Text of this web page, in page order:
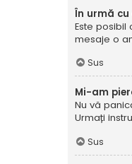
În urmă
Este
mesaje o
Sus
Mi-am
Nu vă
Urmați
Sus